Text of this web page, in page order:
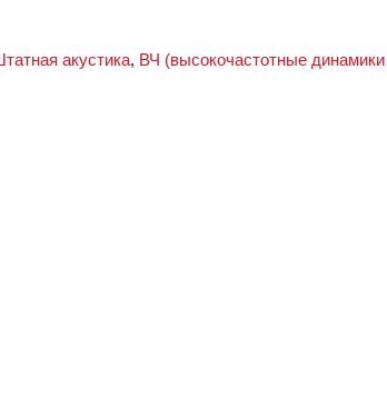
акустика, ВЧ (высокочастотные динамики